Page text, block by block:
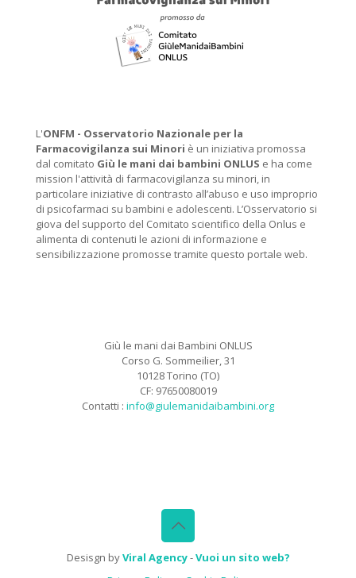
L'ONFM - Osservatorio Nazionale per la
Farmacovigilanza sui Minori è un iniziativa promossa
dal comitato Giù le mani dai bambini ONLUS e ha come
mission l'attività di farmacovigilanza su minori, in
particolare iniziative di contrasto all’abuso e uso improprio
di psicofarmaci su bambini e adolescenti. L’Osservatorio si
giova del supporto del Comitato scientifico della Onlus e
alimenta di contenuti le azioni di informazione e
sensibilizzazione promosse tramite questo portale web.
Giù le mani dai Bambini ONLUS
Corso G. Sommeilier, 31
10128 Torino (TO)
CF: 97650080019
Contatti : info@giulemanidaibambini.org
Desisgn byViral Agency-Vuoi un sito web?